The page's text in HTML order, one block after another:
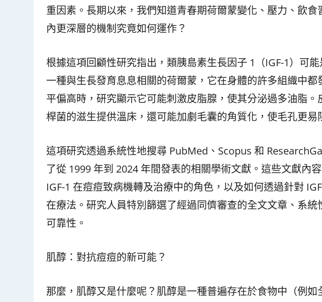
重因素。長期以來，我們知道青春期荷爾蒙變化、壓力、飲
內更深層的機制究竟如何運作？
根據這項回顧性研究指出，類胰島素生長因子 1（IGF-1）可
一種與生長發育息息相關的荷爾蒙，它在身體的許多組織中
平偏高時，研究顯示它可能刺激皮脂腺，使其分泌過多油脂
桿菌的滋生提供溫床，還可能加劇毛囊的角質化，使毛孔更易
這項研究透過系統性地搜尋 PubMed、Scopus 和
了從 1999 年到 2024 年間發表的相關學術文獻。這些文獻內
IGF-1 在痘痘致病機轉及治療中的角色，以及如何透過針對
在療法。研究人員特別篩選了經過同儕審查的全文文章、系
可靠性。
肌醇：對抗痘痘的新可能？
那麼，肌醇又是什麼呢？肌醇是一種普遍存在於食物中（例如